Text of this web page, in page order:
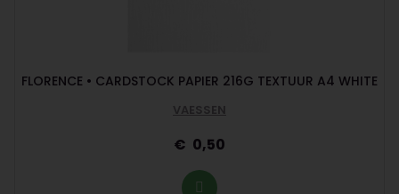
FLORENCE • CARDSTOCK PAPIER 216G TEXTUUR A4 WHITE
VAESSEN
0,50